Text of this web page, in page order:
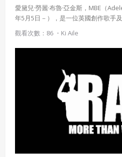
愛黛兒·勞麗·布魯·亞金斯，MBE（
年5月5日－），是一位英國創作歌手
專輯《19》於2008年發行，該專輯並
過750萬的銷售量獲得7x白金銷售認證
一名佳績，唱片於英國得到四次白金
績，並獲得水星音樂獎提名，贏到商
觀看次數：86 ・ Ki Aile